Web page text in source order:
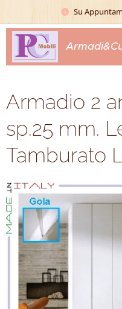
Su
Armadio 2
sp.25 mm.
Tamburato